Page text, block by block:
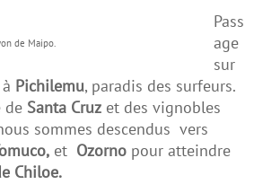
de Maipo.
Pass
age
sur
Pichilemu, paradis des surfeurs.
de Santa Cruz et des vignobles
sommes descendus vers
et Ozorno pour atteindre
Chiloe.